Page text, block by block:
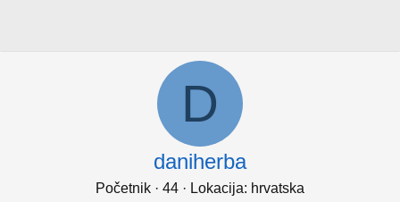
D
daniherba
Početnik · 44 · Lokacija: hrvatska